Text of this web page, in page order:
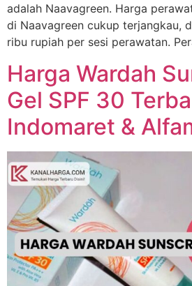
adalah Naavagreen. Harga
di Naavagreen cukup terjangkau,
ribu rupiah per sesi perawatan.
Harga Wardah
Gel SPF 30
Indomaret &